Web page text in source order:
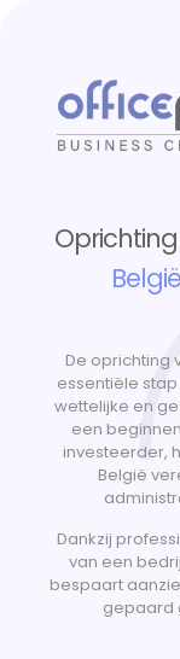
België
De oprichting
essentiële
wettelijke en
een
investeerder,
België
Dankzij
van een
bespaart
gepaard